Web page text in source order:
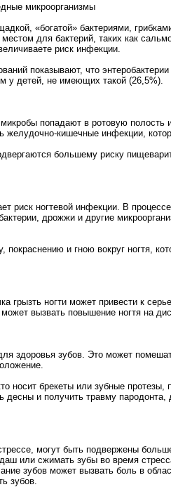
микроорганизмы
«богатой» бактериями,
для бактерий, таких как
риск инфекции.
показывают, что
у детей, не имеющих такой (26,5%).
попадают в ротовую
желудочно-кишечные инфекции,
большему риску
риск ногтевой инфекции. В
дрожжи и другие
покраснению и гною вокруг ногтя,
грызть ногти может привести к
вызвать повышение ногтя на
здоровья зубов. Это может
носит брекеты или зубные
десны и получить травму
могут быть подвержены
или сжимать зубы во время
зубов может вызвать боль в
зубов.